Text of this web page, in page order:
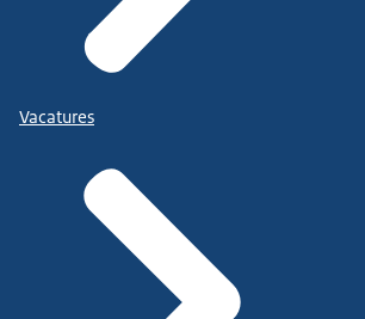
Vacatures